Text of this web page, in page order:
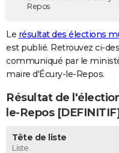
Destinations
City break
Voyage nature
Voyage de noces
Forum
GUIDES D'ACHAT
BONS PLANS
Carte de Noël
Carte Bonne année
Carte Saint-Valentin
Carte Pâques
Carte d'anniversaire
DICTIONNAIRE
Dictionnaire
Biographies
Citations
Expressions
Proverbes
PROGRAMME TV
Repos
Le résultat des élections
est publié. Retrouvez ci-
communiqué par le
maire d'Écury-le-Repos.
Résultat de
le-Repos
Tête de liste
Liste